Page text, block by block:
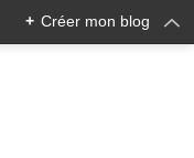
+ Créer mon blog